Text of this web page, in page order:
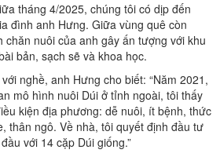
tháng 4/2025, chúng tôi có dịp đến
đình anh Hưng. Giữa vùng quê còn
chăn nuôi của anh gây ấn tượng với khu
bản, sạch sẽ và khoa học.
nghề, anh Hưng cho biết: “Năm 2021,
mô hình nuôi Dúi ở tỉnh ngoài, tôi thấy
kiện địa phương: dễ nuôi, ít bệnh, thức
thân ngô. Về nhà, tôi quyết định đầu tư
với 14 cặp Dúi giống.”